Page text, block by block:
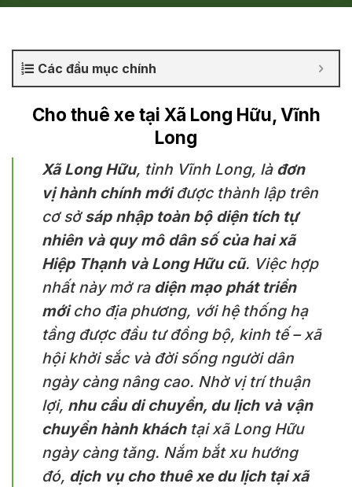
Các đầu mục chính
Cho thuê xe tại Xã Long Hữu, Vĩnh
Long
Xã Long Hữu, tỉnh Vĩnh Long, là đơn
vị hành chính mớiđược thành lập trên
cơ sởsáp nhập toàn bộ diện tích tự
nhiên và quy mô dân số của hai xã
Hiệp Thạnh và Long Hữu cũ. Việc hợp
nhất này mở ra diện mạo phát triển
mớicho địa phương, với hệ thống hạ
tầng được đầu tư đồng bộ, kinh tế – xã
hội khởi sắc và đời sống người dân
ngày càng nâng cao. Nhờ vị trí thuận
lợi, nhu cầu di chuyển, du lịch và vận
chuyển hành kháchtại xã Long Hữu
ngày càng tăng. Nắm bắt xu hướng
đó, dịch vụ cho thuê xe du lịch tại xã